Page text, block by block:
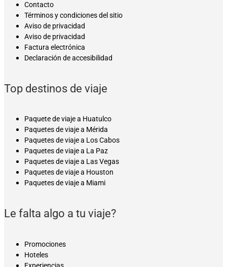
Contacto
Términos y condiciones del sitio
Aviso de privacidad
Aviso de privacidad
Factura electrónica
Declaración de accesibilidad
Top destinos de viaje
Paquete de viaje a Huatulco
Paquetes de viaje a Mérida
Paquetes de viaje a Los Cabos
Paquetes de viaje a La Paz
Paquetes de viaje a Las Vegas
Paquetes de viaje a Houston
Paquetes de viaje a Miami
Le falta algo a tu viaje?
Promociones
Hoteles